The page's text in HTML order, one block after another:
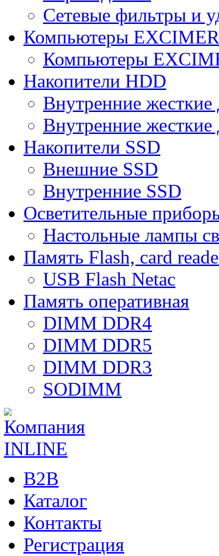
Сетевые фильтры и
Компьютеры
Компьютеры
Накопители HDD
Внутренние
Внутренние
Накопители SSD
Внешние SSD
Внутренние SSD
Осветительные
Настольные лампы
Память Flash, card
USB Flash Netac
Память оперативная
DIMM DDR4
DIMM DDR5
DIMM DDR3
SODIMM
B2B
Каталог
Контакты
Регистрация